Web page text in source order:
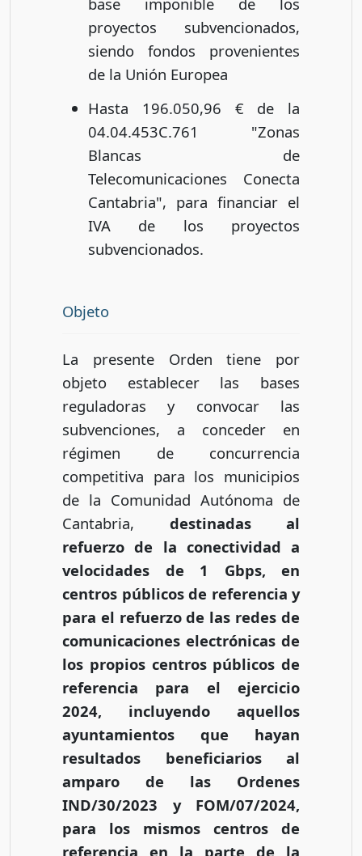
proyectos subvencionados,
siendo fondos provenientes
de la Unión Europea
Hasta 196.050,96 € de la
04.04.453C.761 "Zonas
Blancas de
Telecomunicaciones Conecta
Cantabria", para financiar el
IVA de los proyectos
subvencionados.
Objeto
La presente Orden tiene por
objeto establecer las bases
reguladoras y convocar las
subvenciones, a conceder en
régimen de concurrencia
competitiva para los municipios
de la Comunidad Autónoma de
Cantabria, destinadas al
refuerzo de la conectividad a
velocidades de 1 Gbps, en
centros públicos de referencia y
para el refuerzo de las redes de
comunicaciones electrónicas de
los propios centros públicos de
referencia para el ejercicio
2024, incluyendo aquellos
ayuntamientos que hayan
resultados beneficiarios al
amparo de las Ordenes
IND/30/2023 y FOM/07/2024,
para los mismos centros de
referencia en la parte de la